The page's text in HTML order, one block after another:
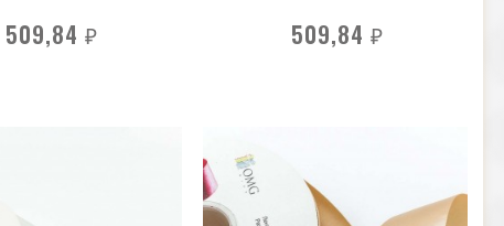
509,84 ₽ 509,84₽